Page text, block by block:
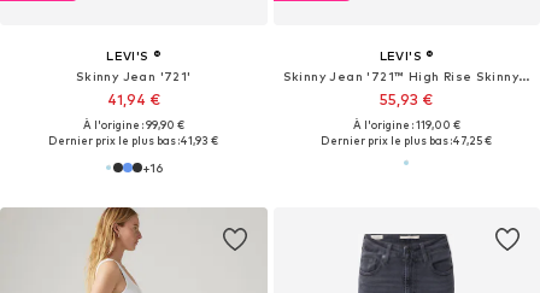
LEVI'S ®
Skinny Jean '721'
41,94 €
À l'origine : 99,90 €
Dernier prix le plus bas :41,93 €
+16
LEVI'S ®
Skinny Jean '721™ High Rise Skinny Jeans'
55,93 €
À l'origine : 119,00 €
Dernier prix le plus bas :47,25 €